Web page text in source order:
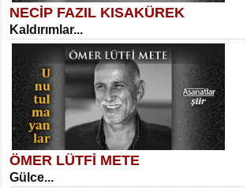
SELAHATTİN YILDIZ
İnsanın Zindanı...
MEHMET TAŞTAN
Kadir Ünal
Ayağıma Dolanan Yokuş...
NECİP FAZIL KISAKÜREK
Kaldırımlar...
ÖMER LÜTFİ METE
Gülce...